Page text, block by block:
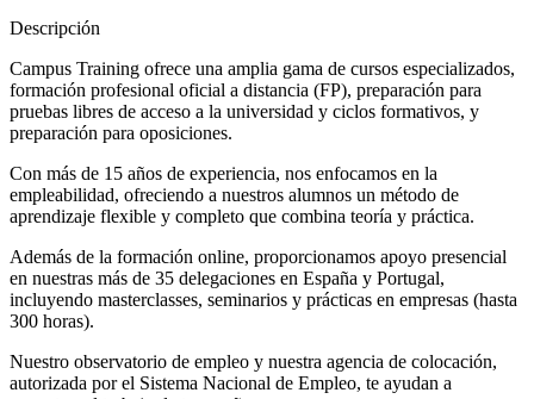
Descripción
Campus Training ofrece una amplia gama de cursos especializados,
formación profesional oficial a distancia (FP), preparación para
pruebas libres de acceso a la universidad y ciclos formativos, y
preparación para oposiciones.
Con más de 15 años de experiencia, nos enfocamos en la
empleabilidad, ofreciendo a nuestros alumnos un método de
aprendizaje flexible y completo que combina teoría y práctica.
Además de la formación online, proporcionamos apoyo presencial
en nuestras más de 35 delegaciones en España y Portugal,
incluyendo masterclasses, seminarios y prácticas en empresas (hasta
300 horas).
Nuestro observatorio de empleo y nuestra agencia de colocación,
autorizada por el Sistema Nacional de Empleo, te ayudan a